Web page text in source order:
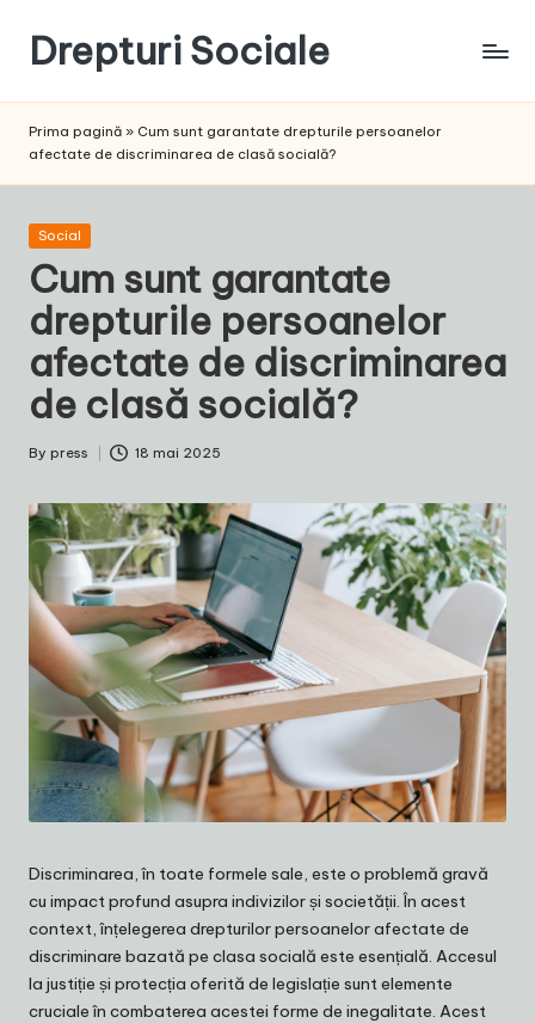
content
Drepturi Sociale
Sociale:
Schimbarea
Noastră!
Prima pagină » Cum sunt garantate drepturile persoanelor
afectate de discriminarea de clasă socială?
Posted
Social
Cum sunt garantate
drepturile persoanelor
afectate de discriminarea
de clasă socială?
Posted
By press 18 mai 2025
Discriminarea, în toate formele sale, este o problemă gravă
cu impact profund asupra indivizilor și societății. În acest
context, înțelegerea drepturilor persoanelor afectate de
discriminare bazată pe clasa socială este esențială. Accesul
la justiție și protecția oferită de legislație sunt elemente
cruciale în combaterea acestei forme de inegalitate. Acest